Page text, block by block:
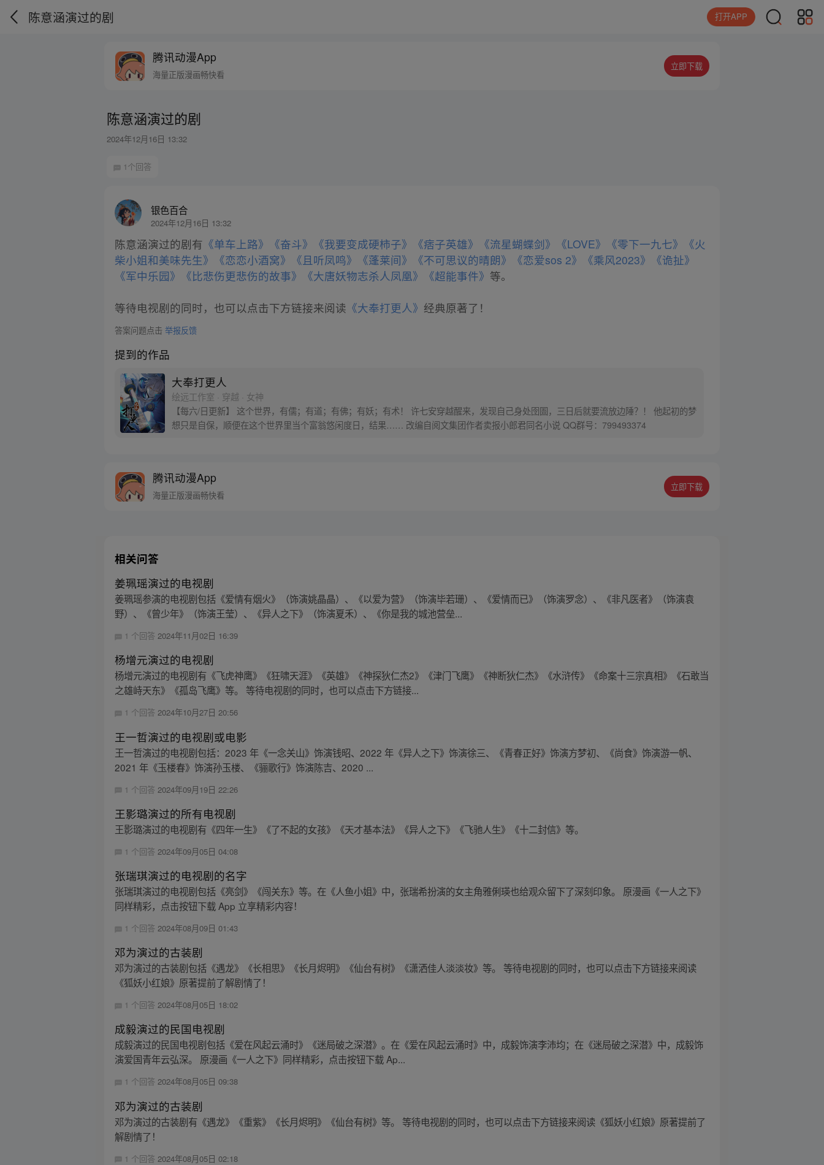
陈意涵演过的剧 打开APP
腾讯动漫App
海量正版漫画畅快看
立即下载
陈意涵演过的剧
2024年12月16日 13:32
1个回答
银色百合
2024年12月16日 13:32
陈意涵演过的剧有 《单车上路》 《奋斗》 《我要变成硬柿子》 《痞子英雄》 《流星蝴蝶剑》 《LOVE》 《零下一九七》
《火
柴小姐和美味先生》
《恋恋小酒窝》 《且听凤鸣》 《蓬莱间》 《不可思议的晴朗》 《恋爱sos 2》 《乘风2023》
《诡扯》
《军中乐园》
《比悲伤更悲伤的故事》 《大唐妖物志杀人凤凰》 《超能事件》 等。
等待电视剧的同时，也可以点击下方链接来阅读 《大奉打更人》 经典原著了！
答案问题点击举报反馈
提到的作品
大奉打更人
绘远工作室 · 穿越 · 女神
【每六/日更新】 这个世界，有儒；有道；有佛；有妖；有术！ 许七安穿越醒来，发现自己身处囹圄，三日后就要流放边陲？！ 他起初的梦
想只是自保，顺便在这个世界里当个富翁悠闲度日，结果…… 改编自阅文集团作者卖报小郎君同名小说 QQ群号：799493374
腾讯动漫App
海量正版漫画畅快看
立即下载
相关问答
姜珮瑶演过的电视剧
姜珮瑶参演的电视剧包括《爱情有烟火》（饰演姚晶晶）、《以爱为营》（饰演毕若珊）、《爱情而已》（饰演罗念）、《非凡医者》（饰演袁
野）、《曾少年》（饰演王莹）、《异人之下》（饰演夏禾）、《你是我的城池营垒...
1 个回答2024年11月02日 16:39
杨增元演过的电视剧
杨增元演过的电视剧有《飞虎神鹰》《狂啸天涯》《英雄》《神探狄仁杰2》《津门飞鹰》《神断狄仁杰》《水浒传》《命案十三宗真相》《石敢当
之雄峙天东》《孤岛飞鹰》等。 等待电视剧的同时，也可以点击下方链接...
1 个回答2024年10月27日 20:56
王一哲演过的电视剧或电影
王一哲演过的电视剧包括：2023 年《一念关山》饰演钱昭、2022 年《异人之下》饰演徐三、《青春正好》饰演方梦初、《尚食》饰演游一帆、
2021 年《玉楼春》饰演孙玉楼、《骊歌行》饰演陈吉、2020 ...
1 个回答 2024年09月19日 22:26
王影璐演过的所有电视剧
王影璐演过的电视剧有《四年一生》《了不起的女孩》《天才基本法》《异人之下》《飞驰人生》《十二封信》等。
1 个回答 2024年09月05日 04:08
张瑞琪演过的电视剧的名字
张瑞琪演过的电视剧包括《亮剑》《闯关东》等。在《人鱼小姐》中，张瑞希扮演的女主角雅俐瑛也给观众留下了深刻印象。 原漫画《一人之下》
同样精彩，点击按钮下载 App 立享精彩内容！
1 个回答2024年08月09日 01:43
邓为演过的古装剧
邓为演过的古装剧包括《遇龙》《长相思》《长月烬明》《仙台有树》《潇洒佳人淡淡妆》等。 等待电视剧的同时，也可以点击下方链接来阅读
《狐妖小红娘》原著提前了解剧情了！
1 个回答2024年08月05日 18:02
成毅演过的民国电视剧
成毅演过的民国电视剧包括《爱在风起云涌时》《迷局破之深潜》。在《爱在风起云涌时》中，成毅饰演李沛均；在《迷局破之深潜》中，成毅饰
演爱国青年云弘深。 原漫画《一人之下》同样精彩，点击按钮下载 Ap...
1 个回答2024年08月05日 09:38
邓为演过的古装剧
邓为演过的古装剧有《遇龙》《重紫》《长月烬明》《仙台有树》等。 等待电视剧的同时，也可以点击下方链接来阅读《狐妖小红娘》原著提前了
解剧情了！
1 个回答 2024年08月05日 02:18